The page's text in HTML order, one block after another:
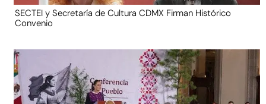
SECTEI y Secretaría de Cultura CDMX Firman Histórico
Convenio